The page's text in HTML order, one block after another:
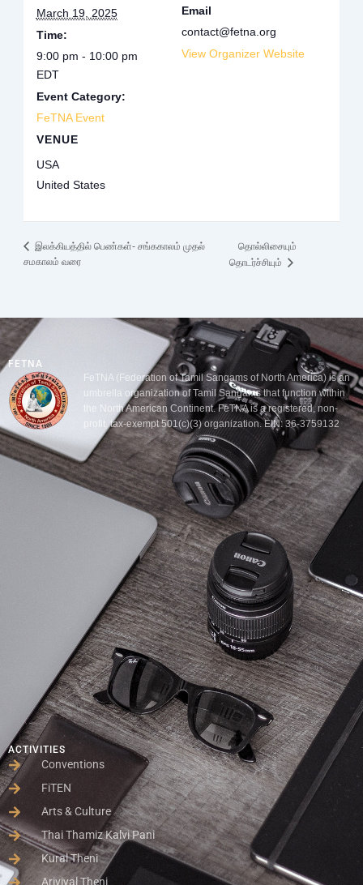
March 19, 2025
Time:
9:00 pm - 10:00 pm
EDT
Event Category:
FeTNA Event
VENUE
USA
United States
Email
contact@fetna.org
View Organizer Website
இலக்கியத்தில் பெண்கள்- சங்ககாலம் முதல்
சமகாலம் வரை
தொல்லிசையும்
தொடர்ச்சியும்
FETNA
FeTNA (Federation of Tamil Sangams of North America) is an
umbrella organization of Tamil Sangams that function within
the North American Continent. FeTNA is a registered, non-
profit, tax-exempt 501(c)(3) organization. EIN: 36-3759132
ACTIVITIES
Conventions
FiTEN
Arts & Culture
Thai Thamiz Kalvi Pani
Kural Theni
Ariviyal Theni